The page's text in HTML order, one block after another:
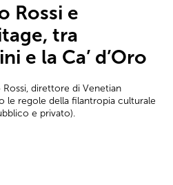
Rossi e
tra
e la Ca’ d’Oro
direttore di Venetian
le regole della filantropia culturale
e privato).